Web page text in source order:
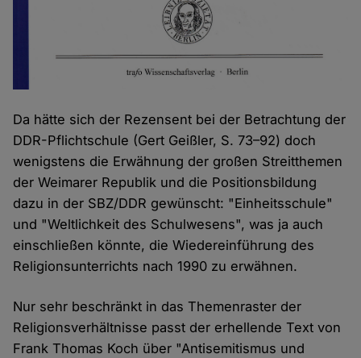
Da hätte sich der Rezensent bei der Betrachtung der
DDR-Pflichtschule (Gert Geißler, S. 73–92) doch
wenigstens die Erwähnung der großen Streitthemen
der Weimarer Republik und die Positionsbildung
dazu in der SBZ/DDR gewünscht: "Einheitsschule"
und "Weltlichkeit des Schulwesens", was ja auch
einschließen könnte, die Wiedereinführung des
Religionsunterrichts nach 1990 zu erwähnen.
Nur sehr beschränkt in das Themenraster der
Religionsverhältnisse passt der erhellende Text von
Frank Thomas Koch über "Antisemitismus und